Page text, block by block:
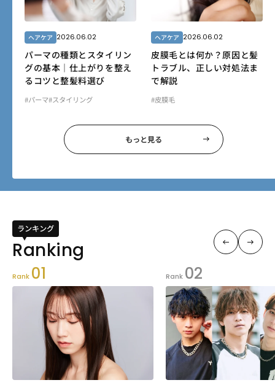
ヘアケア 2026.06.02
パーマの種類とスタイリン
グの基本｜仕上がりを整え
るコツと整髪料選び
#パーマ#スタイリング
ヘアケア 2026.06.02
皮膜毛とは何か？原因と髪
トラブル、正しい対処法ま
で解説
#皮膜毛
もっと見る
ランキング
Rank 01 Rank 02